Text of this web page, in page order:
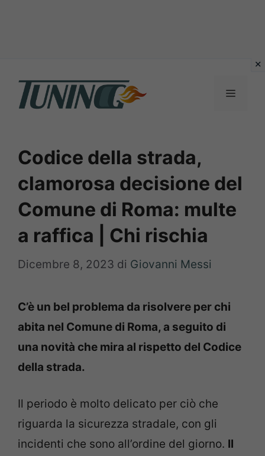
contenuto
Menu
Codice della strada,
clamorosa decisione del
Comune di Roma: multe
a raffica | Chi rischia
Dicembre 8, 2023 di Giovanni Messi
C’è un bel problema da risolvere per chi
abita nel Comune di Roma, a seguito di
una novità che mira al rispetto del Codice
della strada.
Il periodo è molto delicato per ciò che
riguarda la sicurezza stradale, con gli
incidenti che sono all’ordine del giorno. Il